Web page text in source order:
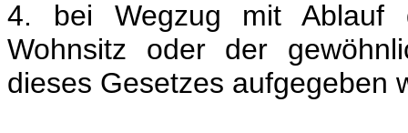
4. bei Wegzug mit Ablauf
Wohnsitz oder der
dieses Gesetzes aufgegeben